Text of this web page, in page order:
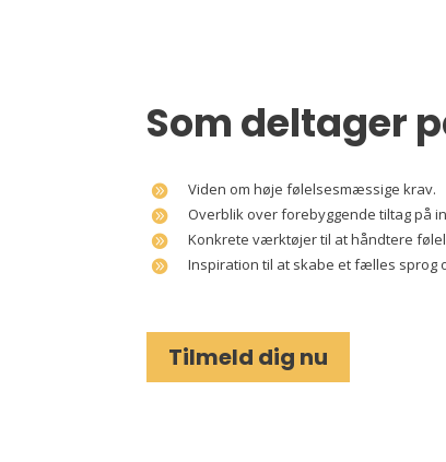
Som deltager
Viden om høje følelsesmæssige krav.
Overblik over forebyggende tiltag på
Konkrete værktøjer til at håndtere
Inspiration til at skabe et fælles sprog
Tilmeld dig nu